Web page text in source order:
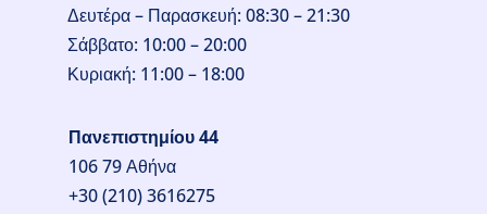
Δευτέρα – Παρασκευή: 08:30 – 21:30
Σάββατο: 10:00 – 20:00
Κυριακή: 11:00 – 18:00
Πανεπιστημίου 44
106 79 Αθήνα
+30 (210) 3616275